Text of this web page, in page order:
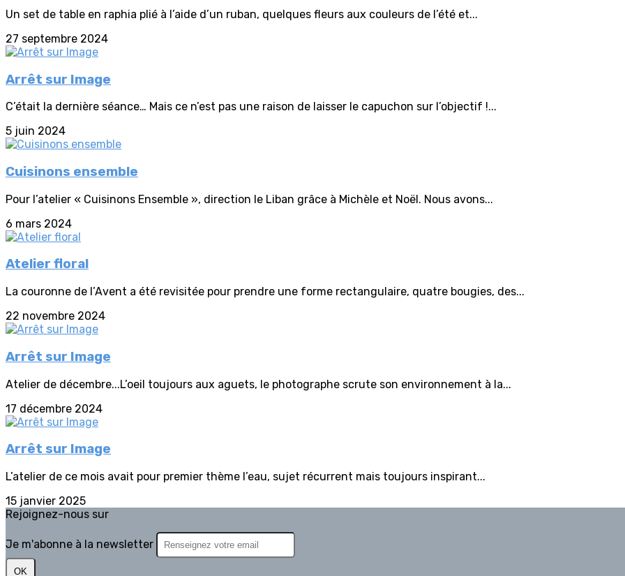
Un set de table en raphia plié à l’aide d’un ruban, quelques fleurs aux couleurs de l’été et...
27 septembre 2024
Arrêt sur Image
C’était la dernière séance… Mais ce n’est pas une raison de laisser le capuchon sur l’objectif !...
5 juin 2024
Cuisinons ensemble
Pour l’atelier « Cuisinons Ensemble », direction le Liban grâce à Michèle et Noël. Nous avons...
6 mars 2024
Atelier floral
La couronne de l’Avent a été revisitée pour prendre une forme rectangulaire, quatre bougies, des...
22 novembre 2024
Arrêt sur Image
Atelier de décembre...L’oeil toujours aux aguets, le photographe scrute son environnement à la...
17 décembre 2024
Arrêt sur Image
L’atelier de ce mois avait pour premier thème l’eau, sujet récurrent mais toujours inspirant...
15 janvier 2025
Rejoignez-nous sur
Je m'abonne à la newsletter
OK